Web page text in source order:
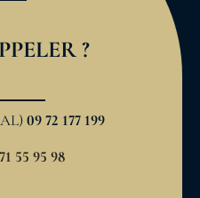
?
09 72 177 199
55 95 98